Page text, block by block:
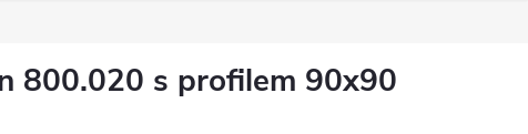
800.020 s profilem 90x90